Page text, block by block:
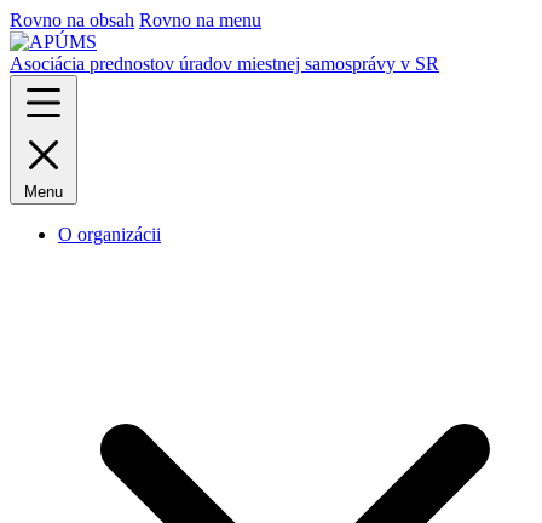
Rovno na obsah Rovno na menu
Asociácia prednostov úradov miestnej samosprávy v SR
Menu
O organizácii